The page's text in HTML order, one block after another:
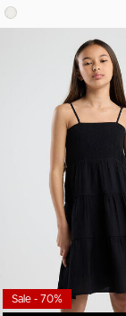
Sale - 70%